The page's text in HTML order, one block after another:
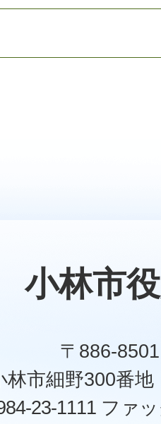
小林市
〒886-8501
林市細野300番
23-1111 ファ